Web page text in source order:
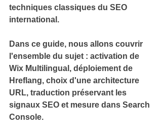
techniques classiques du SEO
international.
Dans ce guide, nous allons couvrir
l'ensemble du sujet : activation de
Wix Multilingual , déploiement de
Hreflang, choix d'une architecture
URL, traduction préservant les
signaux SEO et mesure dans Search
Console.